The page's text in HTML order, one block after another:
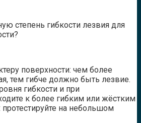
степень гибкости лезвия для
поверхности: чем более
тем гибче должно быть лезвие.
гибкости и при
к более гибким или жёстким
протестируйте на небольшом